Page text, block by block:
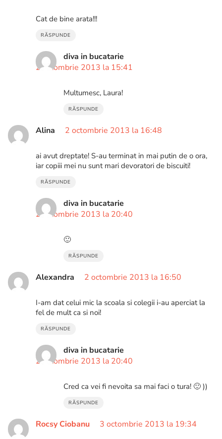
Cat de bine arata!!!
RĂSPUNDE
diva in bucatarie
2 octombrie 2013 la 15:41
Multumesc, Laura!
RĂSPUNDE
Alina 2 octombrie 2013 la 16:48
ai avut dreptate! S-au terminat in mai putin de o ora,
iar copiii mei nu sunt mari devoratori de biscuiti!
RĂSPUNDE
diva in bucatarie
2 octombrie 2013 la 20:40
🙂
RĂSPUNDE
Alexandra 2 octombrie 2013 la 16:50
I-am dat celui mic la scoala si colegii i-au aperciat la
fel de mult ca si noi!
RĂSPUNDE
diva in bucatarie
2 octombrie 2013 la 20:40
Cred ca vei fi nevoita sa mai faci o tura! 🙂 ))
RĂSPUNDE
Rocsy Ciobanu 3 octombrie 2013 la 19:34